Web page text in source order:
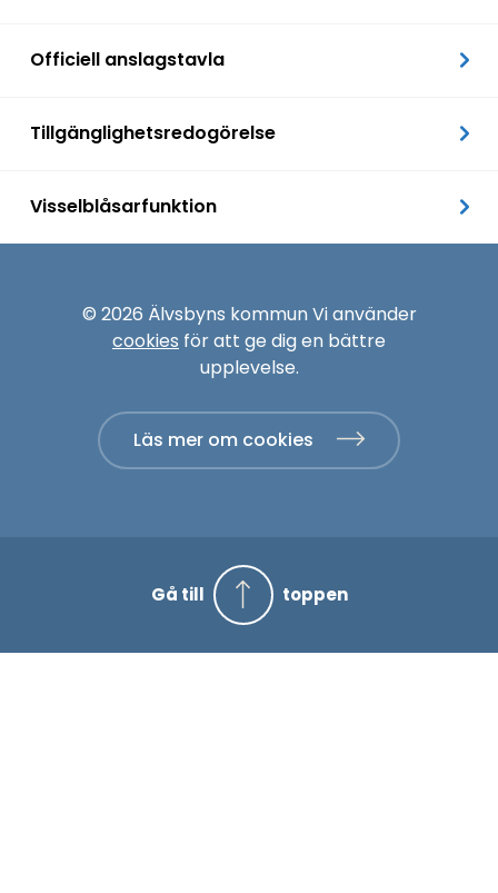
Officiell anslagstavla
Tillgänglighetsredogörelse
Visselblåsarfunktion
© 2026 Älvsbyns kommun Vi använder
cookies för att ge dig en bättre
upplevelse.
Läs mer om cookies
Gå till toppen